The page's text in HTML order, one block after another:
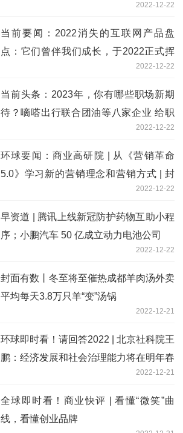
2022-12-22
当前要闻：2022消失的互联网产品盘
点：它们曾伴我们成长，于2022正式挥
2022-12-22
当前头条：2023年，你有哪些职场新期
待？嘀嗒出行联合团油等八家企业 给职
场人加油 共同传递职场同路人精神2022-12-22
环球要闻：商业高研院 | 从《营销革命
5.0》学习新的营销理念和营销方式 | 封
2022-12-22
早资道 | 腾讯上线新冠防护药物互助小程
序；小鹏汽车 50 亿成立动力电池公司
2022-12-22
封面有数丨冬至将至催热成都羊肉汤外卖
平均每天3.8万只羊“变”汤锅
2022-12-21
环球即时看！请回答2022 | 北京社科院王
鹏：经济发展和社会治理能力将在明年春
2022-12-21
全球即时看！商业快评 | 看懂“微笑”曲
线，看懂创业品牌